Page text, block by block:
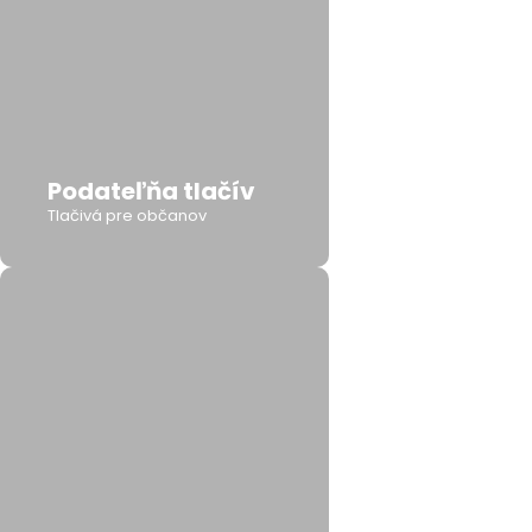
Podateľňa tlačív
Tlačivá pre občanov